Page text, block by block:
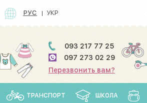
РУС УКР
093 217 77 25
097 273 02 29
Перезвонить вам?
ТРАНСПОРТ ШКОЛА